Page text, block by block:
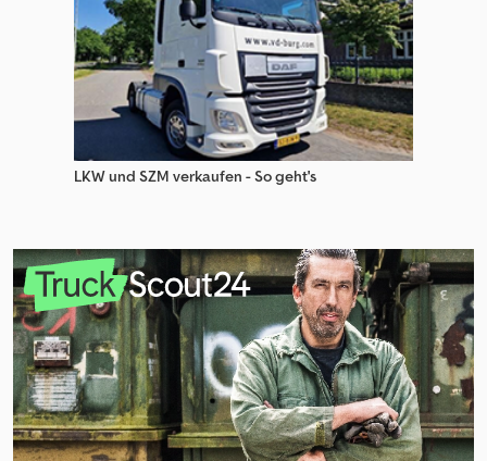
LKW und SZM verkaufen - So geht's